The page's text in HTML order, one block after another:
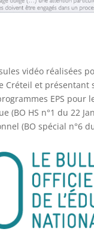
vidéo réalisées
Créteil et présentant
EPS pour
(BO HS n°1 du 22
(BO spécial n°6